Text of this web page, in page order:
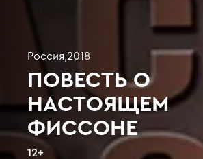
Россия,2018
ПОВЕСТЬ О
НАСТОЯЩЕМ
ФИССОНЕ
12+